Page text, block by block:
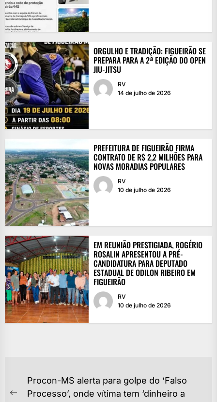
ORGULHO E TRADIÇÃO: FIGUEIRÃO SE
PREPARA PARA A 2ª EDIÇÃO DO OPEN
JIU-JITSU
RV
14 de julho de 2026
PREFEITURA DE FIGUEIRÃO FIRMA
CONTRATO DE R$ 2,2 MILHÕES PARA
NOVAS MORADIAS POPULARES
RV
10 de julho de 2026
EM REUNIÃO PRESTIGIADA, ROGÉRIO
ROSALIN APRESENTOU A PRÉ-
CANDIDATURA PARA DEPUTADO
ESTADUAL DE ODILON RIBEIRO EM
FIGUEIRÃO
RV
10 de julho de 2026
NAVEGAÇÃO
DEPrevious
Procon-MS alerta para golpe do ‘Falso
Processo’, onde vítima tem ‘dinheiro a